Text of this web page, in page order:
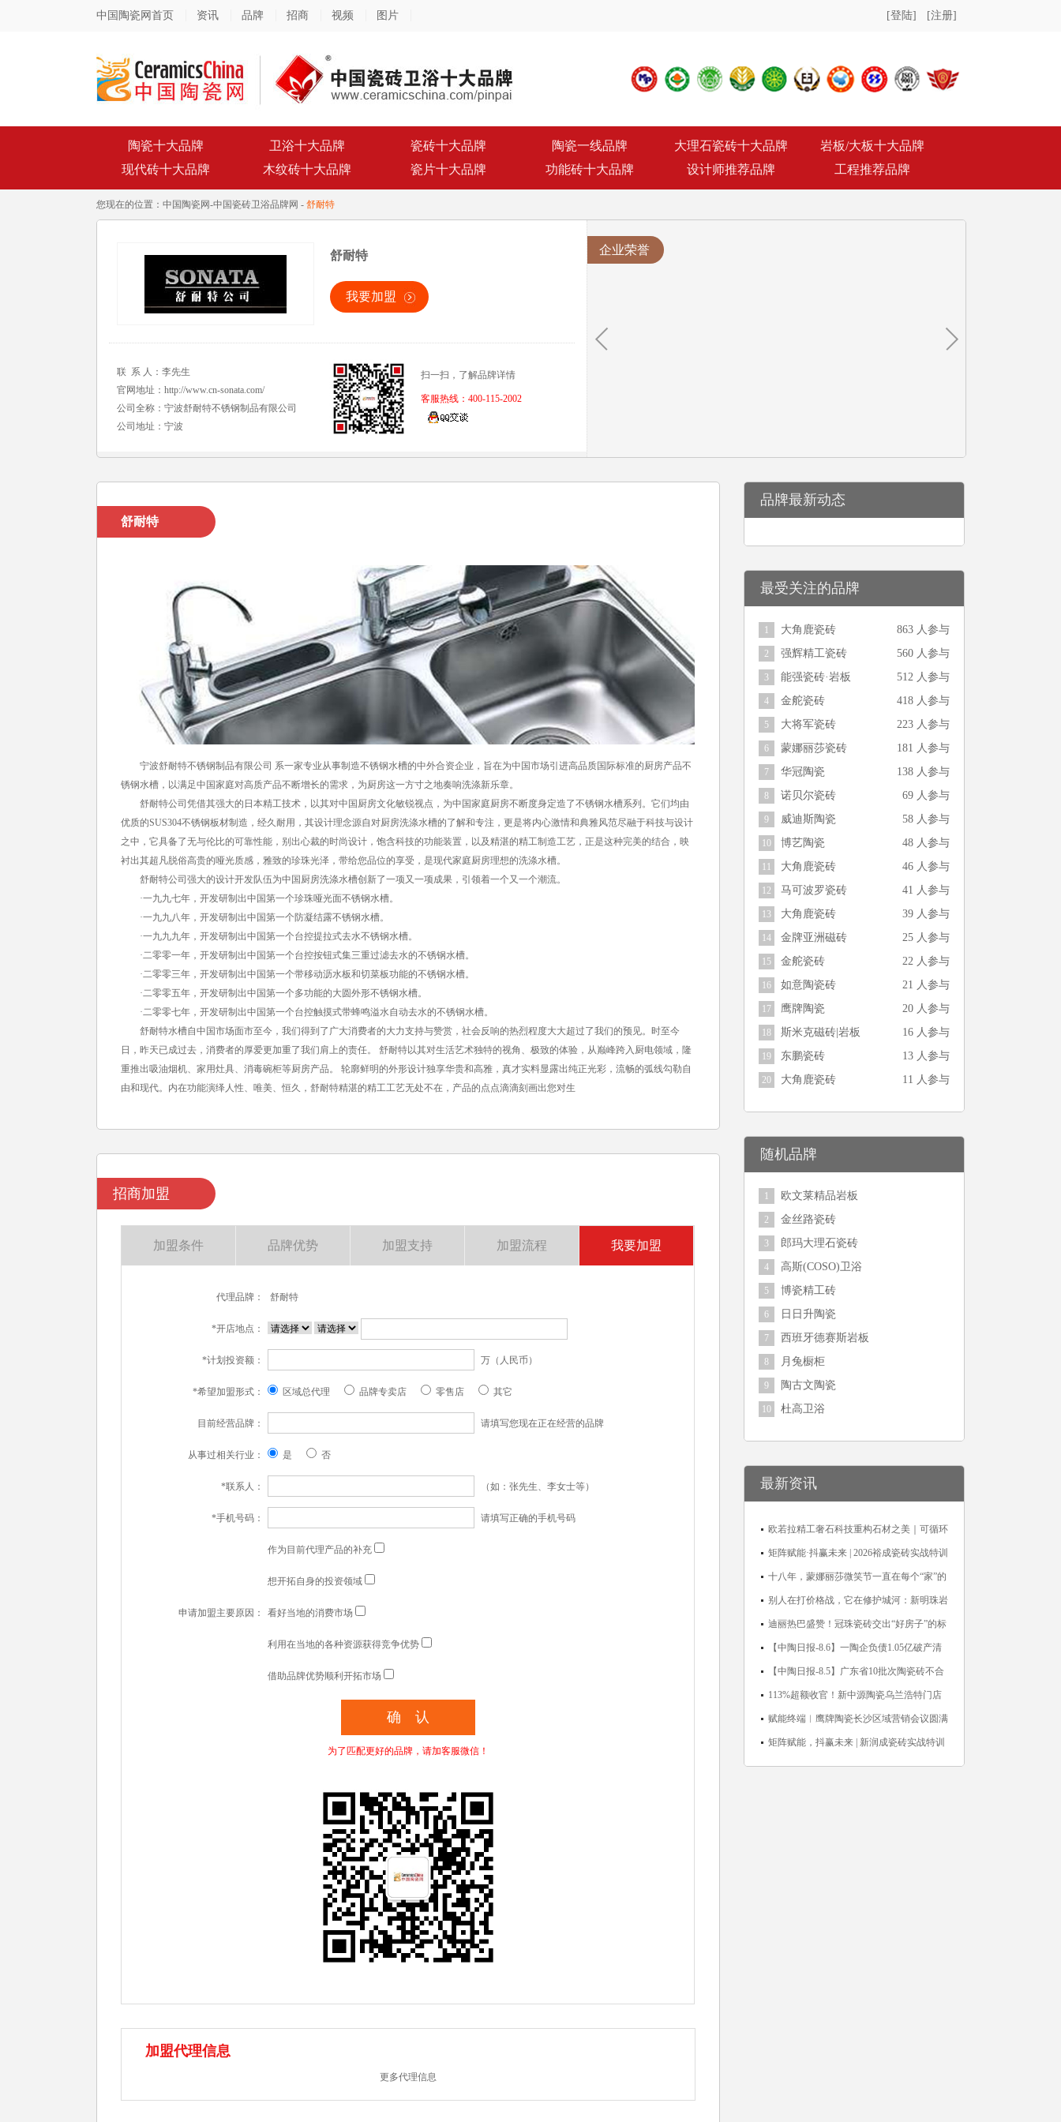
中国陶瓷网首页 资讯 品牌 招商 视频 图片 [登陆] [注册]
陶瓷十大品牌 卫浴十大品牌 瓷砖十大品牌 陶瓷一线品牌 大理石瓷砖十大品牌
岩板/大板十大品牌
现代砖十大品牌
木纹砖十大品牌 瓷片十大品牌 功能砖十大品牌 设计师推荐品牌 工程推荐品牌
您现在的位置： 中国陶瓷网-中国瓷砖卫浴品牌网 - 舒耐特
舒耐特
我要加盟
联 系 人：李先生
官网地址： http://www.cn-sonata.com/
公司全称：宁波舒耐特不锈钢制品有限公司
公司地址：宁波
扫一扫，了解品牌详情
客服热线：400-115-2002
企业荣誉
舒耐特
宁波舒耐特不锈钢制品有限公司 系一家专业从事制造不锈钢水槽的中外合资企业，旨在为中国市场引进高品质国际标准的厨房产品不
锈钢水槽，以满足中国家庭对高质产品不断增长的需求，为厨房这一方寸之地奏响洗涤新乐章。
舒耐特公司凭借其强大的日本精工技术，以其对中国厨房文化敏锐视点，为中国家庭厨房不断度身定造了不锈钢水槽系列。它们均由
优质的SUS304不锈钢板材制造，经久耐用，其设计理念源自对厨房洗涤水槽的了解和专注，更是将内心激情和典雅风范尽融于科技与设计
之中，它具备了无与伦比的可靠性能，别出心裁的时尚设计，饱含科技的功能装置，以及精湛的精工制造工艺，正是这种完美的结合，映
衬出其超凡脱俗高贵的哑光质感，雅致的珍珠光泽，带给您品位的享受，是现代家庭厨房理想的洗涤水槽。
舒耐特公司强大的设计开发队伍为中国厨房洗涤水槽创新了一项又一项成果，引领着一个又一个潮流。
·一九九七年，开发研制出中国第一个珍珠哑光面不锈钢水槽。
·一九九八年，开发研制出中国第一个防凝结露不锈钢水槽。
·一九九九年，开发研制出中国第一个台控提拉式去水不锈钢水槽。
·二零零一年，开发研制出中国第一个台控按钮式集三重过滤去水的不锈钢水槽。
·二零零三年，开发研制出中国第一个带移动沥水板和切菜板功能的不锈钢水槽。
·二零零五年，开发研制出中国第一个多功能的大圆外形不锈钢水槽。
·二零零七年，开发研制出中国第一个台控触摸式带蜂鸣溢水自动去水的不锈钢水槽。
舒耐特水槽自中国市场面市至今，我们得到了广大消费者的大力支持与赞赏，社会反响的热烈程度大大超过了我们的预见。时至今
日，昨天已成过去，消费者的厚爱更加重了我们肩上的责任。 舒耐特以其对生活艺术独特的视角、极致的体验，从巅峰跨入厨电领域，隆
重推出吸油烟机、家用灶具、消毒碗柜等厨房产品。 轮廓鲜明的外形设计独享华贵和高雅，真才实料显露出纯正光彩，流畅的弧线勾勒自
由和现代。内在功能演绎人性、唯美、恒久，舒耐特精湛的精工工艺无处不在，产品的点点滴滴刻画出您对生
招商加盟
加盟条件 品牌优势 加盟支持 加盟流程 我要加盟
代理品牌： 舒耐特
*开店地点：
*计划投资额： 万（人民币）
*希望加盟形式： 区域总代理 品牌专卖店 零售店 其它
目前经营品牌： 请填写您现在正在经营的品牌
从事过相关行业： 是 否
*联系人： （如：张先生、李女士等）
*手机号码： 请填写正确的手机号码
申请加盟主要原因：
作为目前代理产品的补充
想开拓自身的投资领域
看好当地的消费市场
利用在当地的各种资源获得竞争优势
借助品牌优势顺利开拓市场
为了匹配更好的品牌，请加客服微信！
加盟代理信息
更多代理信息
品牌最新动态
最受关注的品牌
1 大角鹿瓷砖 863 人参与
2 强辉精工瓷砖 560 人参与
3 能强瓷砖·岩板 512 人参与
4 金舵瓷砖 418 人参与
5 大将军瓷砖 223 人参与
6 蒙娜丽莎瓷砖 181 人参与
7 华冠陶瓷 138 人参与
8 诺贝尔瓷砖 69 人参与
9 威迪斯陶瓷 58 人参与
10 博艺陶瓷 48 人参与
11 大角鹿瓷砖 46 人参与
12 马可波罗瓷砖 41 人参与
13 大角鹿瓷砖 39 人参与
14 金牌亚洲磁砖 25 人参与
15 金舵瓷砖 22 人参与
16 如意陶瓷砖 21 人参与
17 鹰牌陶瓷 20 人参与
18 斯米克磁砖|岩板 16 人参与
19 东鹏瓷砖 13 人参与
20 大角鹿瓷砖 11 人参与
随机品牌
1 欧文莱精品岩板
2 金丝路瓷砖
3 郎玛大理石瓷砖
4 高斯(COSO)卫浴
5 博瓷精工砖
6 日日升陶瓷
7 西班牙德赛斯岩板
8 月兔橱柜
9 陶古文陶瓷
10 杜高卫浴
最新资讯
欧若拉精工奢石科技重构石材之美｜可循环
高纯度微晶，重新定义高端奢石原料
矩阵赋能·抖赢未来 | 2026裕成瓷砖实战特训
营圆满收官
十八年，蒙娜丽莎微笑节一直在每个“家”的
故事里
别人在打价格战，它在修护城河：新明珠岩
板的逆势密码
迪丽热巴盛赞！冠珠瓷砖交出“好房子”的标
准答卷
【中陶日报-8.6】一陶企负债1.05亿破产清
算；东鹏拟延长基金投资期限；工信部开展
建陶行业能效领跑者企业推荐工作
【中陶日报-8.5】广东省10批次陶瓷砖不合
格；科达购买特福国际股份申请未通过；蒙
娜丽莎5千万回购股份；建霖家居海外产能
突破18亿元
113%超额收官！新中源陶瓷乌兰浩特门店
周年活动圆满落幕
赋能终端︱鹰牌陶瓷长沙区域营销会议圆满
举行，共探渠道拓展与门店升级新路径
矩阵赋能，抖赢未来 | 新润成瓷砖实战特训
营成功举办，吹响品牌秋季营销冲锋号！